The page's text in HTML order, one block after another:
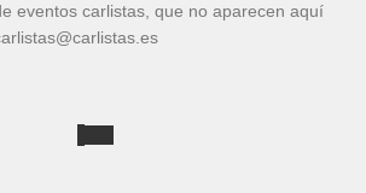
eventos carlistas, que no aparecen aquí